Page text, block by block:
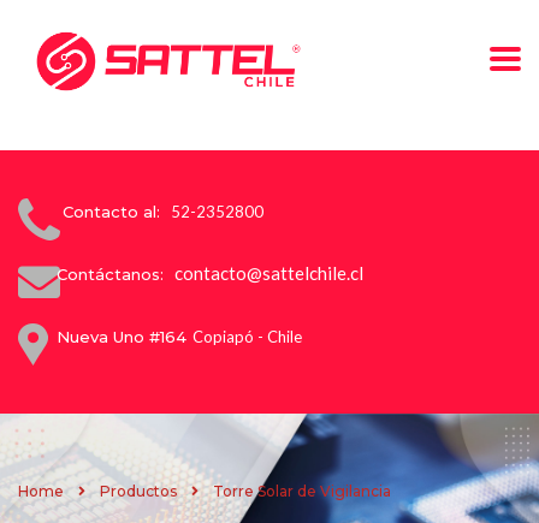
Contacto al: 52-2352800
Contáctanos: contacto@sattelchile.cl
Nueva Uno #164 Copiapó - Chile
Home Productos Torre Solar de Vigilancia